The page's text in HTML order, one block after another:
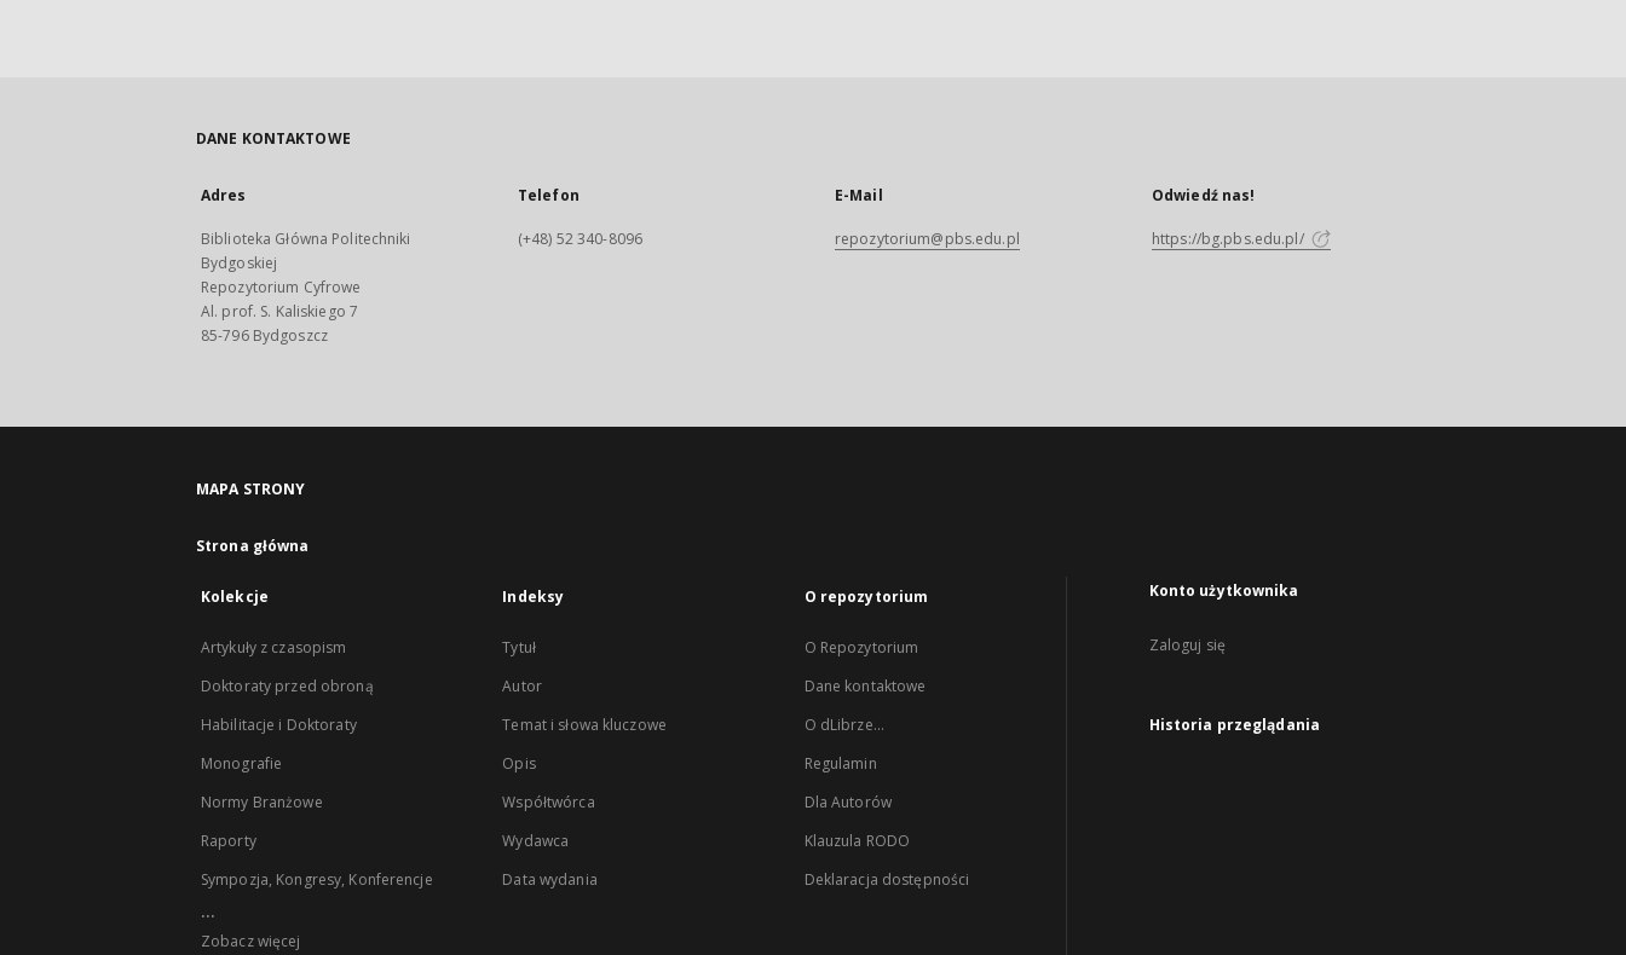
DANE KONTAKTOWE
Adres
Biblioteka Główna Politechniki
Bydgoskiej
Repozytorium Cyfrowe
Al. prof. S. Kaliskiego 7
85-796 Bydgoszcz
Telefon
(+48) 52 340-8096
E-Mail
repozytorium@pbs.edu.pl
Odwiedź nas!
https://bg.pbs.edu.pl/
MAPA STRONY
Strona główna
Kolekcje
Artykuły z czasopism
Doktoraty przed obroną
Habilitacje i Doktoraty
Monografie
Normy Branżowe
Raporty
Sympozja, Kongresy, Konferencje
...
Zobacz więcej
Indeksy
Tytuł
Autor
Temat i słowa kluczowe
Opis
Współtwórca
Wydawca
Data wydania
O repozytorium
O Repozytorium
Dane kontaktowe
O dLibrze...
Regulamin
Dla Autorów
Klauzula RODO
Deklaracja dostępności
Konto użytkownika
Zaloguj się
Historia przeglądania